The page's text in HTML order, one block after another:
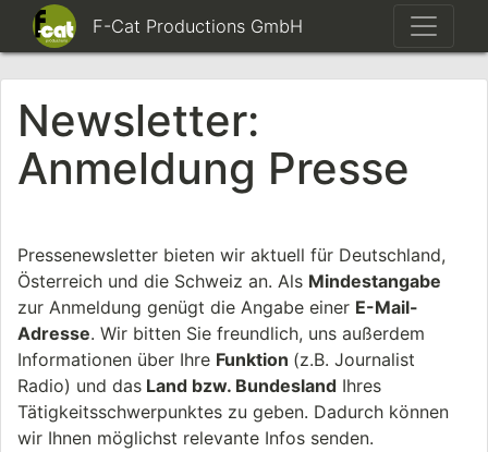
F-Cat Productions GmbH
Newsletter:
Anmeldung Presse
Pressenewsletter bieten wir aktuell für Deutschland,
Österreich und die Schweiz an. Als Mindestangabe
zur Anmeldung genügt die Angabe einer E-Mail-
Adresse. Wir bitten Sie freundlich, uns außerdem
Informationen über Ihre Funktion (z.B. Journalist
Radio) und das Land bzw. Bundesland Ihres
Tätigkeitsschwerpunktes zu geben. Dadurch können
wir Ihnen möglichst relevante Infos senden.